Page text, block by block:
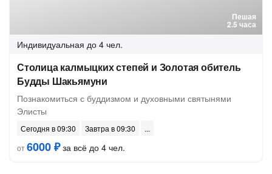
Пешая
2.5 часа
Индивидуальная до 4 чел.
Столица калмыцких степей и Золотая обитель
Будды Шакьямуни
Познакомиться с буддизмом и духовными святынями
Элисты
Сегодня в 09:30
Завтра в 09:30
от6000 ₽за всё до 4 чел.